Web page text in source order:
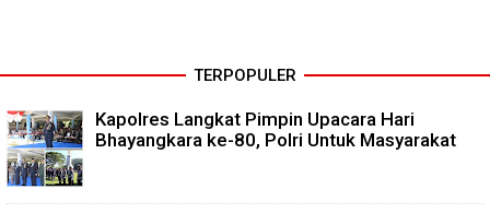
TERPOPULER
Kapolres Langkat Pimpin Upacara Hari
Bhayangkara ke-80, Polri Untuk Masyarakat